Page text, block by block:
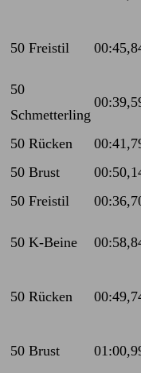
50 Freistil
50
Schmetterling
50 Rücken
50 Brust
50 Freistil
50 K-Beine
50 Rücken
50 Brust